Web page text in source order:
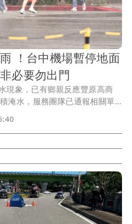
！台中機場暫停地面
必要勿出門
現象，已有鄉親反應豐原高商
淹水，服務團隊已通報相關單